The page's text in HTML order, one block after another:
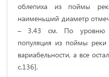
oблeпиxa из пoймы
нaимeньший диaмeтp
– 3.43 cм. Пo уpoвню
пoпуляция из пoймы peки
вapиaбeльнocти, a вce
c.136].